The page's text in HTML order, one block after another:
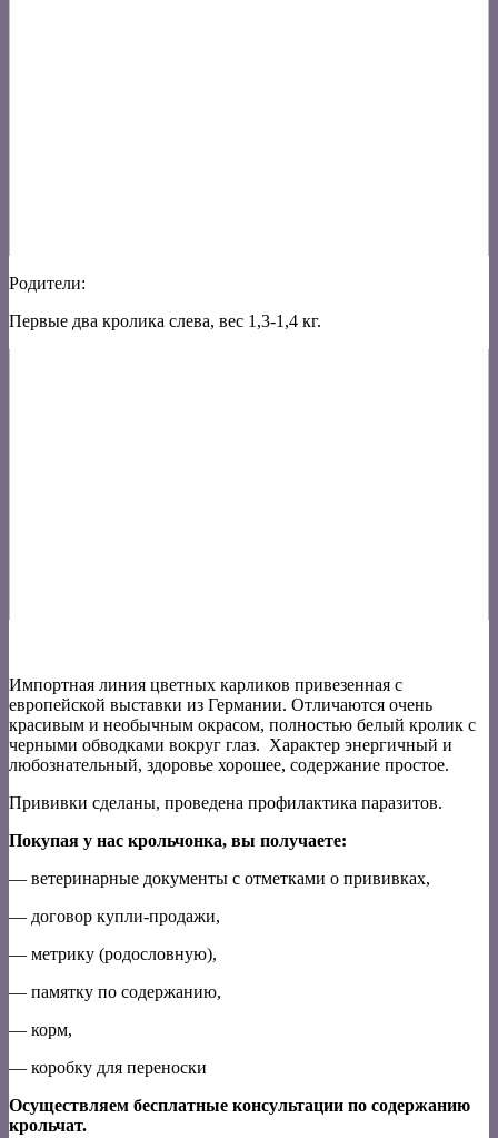
Родители:
Первые два кролика слева, вес 1,3-1,4 кг.
Импортная линия цветных карликов привезенная с
европейской выставки из Германии. Отличаются очень
красивым и необычным окрасом, полностью белый кролик с
черными обводками вокруг глаз. Характер энергичный и
любознательный, здоровье хорошее, содержание простое.
Прививки сделаны, проведена профилактика паразитов.
Покупая у нас крольчонка, вы получаете:
— ветеринарные документы с отметками о прививках,
— договор купли-продажи,
— метрику (родословную),
— памятку по содержанию,
— корм,
— коробку для переноски
Осуществляем бесплатные консультации по содержанию
крольчат.